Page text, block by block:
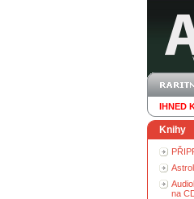
IHNED
Knihy
na